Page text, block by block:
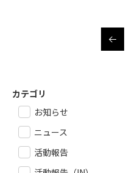
カテゴリ
お知らせ
ニュース
活動報告